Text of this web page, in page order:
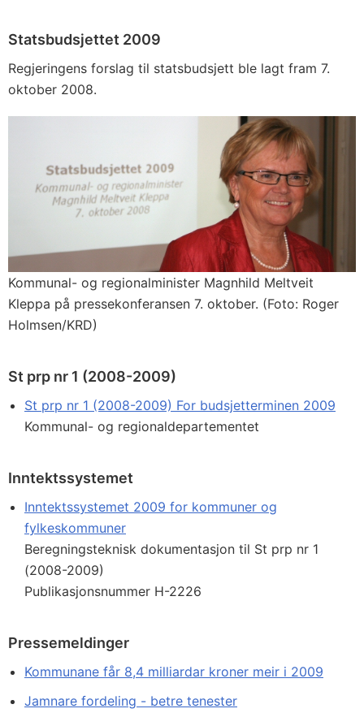
Statsbudsjettet 2009
Regjeringens forslag til statsbudsjett ble lagt fram 7.
oktober 2008.
Kommunal- og regionalminister Magnhild Meltveit
Kleppa på pressekonferansen 7. oktober. (Foto: Roger
Holmsen/KRD)
St prp nr 1 (2008-2009)
St prp nr 1 (2008-2009) For budsjetterminen 2009
Kommunal- og regionaldepartementet
Inntektssystemet
Inntektssystemet 2009 for kommuner og
fylkeskommuner
Beregningsteknisk dokumentasjon til St prp nr 1
(2008-2009)
Publikasjonsnummer H-2226
Pressemeldinger
Kommunane får 8,4 milliardar kroner meir i 2009
Jamnare fordeling - betre tenester